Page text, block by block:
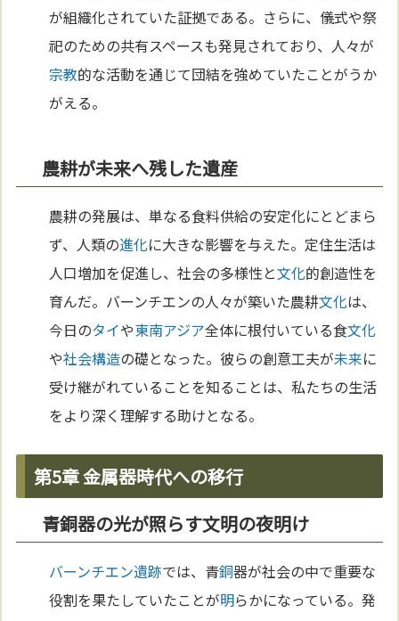
が組織化されていた証拠である。さらに、儀式や祭
祀のための共有スペースも発見されており、人々が
宗教的な活動を通じて団結を強めていたことがうか
がえる。
農耕が未来へ残した遺産
農耕の発展は、単なる食料供給の安定化にとどまら
ず、人類の進化に大きな影響を与えた。定住生活は
人口増加を促進し、社会の多様性と文化的創造性を
育んだ。バーンチエンの人々が築いた農耕文化は、
今日のタイや東南アジア全体に根付いている食文化
や社会構造の礎となった。彼らの創意工夫が未来に
受け継がれていることを知ることは、私たちの生活
をより深く理解する助けとなる。
第5章 金属器時代への移行
青銅器の光が照らす文明の夜明け
バーンチエン遺跡では、青銅器が社会の中で重要な
役割を果たしていたことが明らかになっている。発